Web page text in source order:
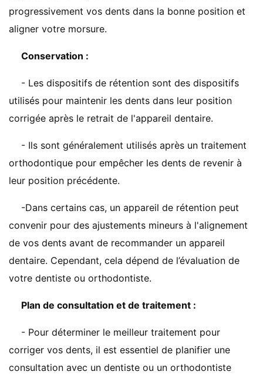
progressivement vos dents dans la bonne position et
aligner votre morsure.
Conservation :
- Les dispositifs de rétention sont des dispositifs
utilisés pour maintenir les dents dans leur position
corrigée après le retrait de l'appareil dentaire.
- Ils sont généralement utilisés après un traitement
orthodontique pour empêcher les dents de revenir à
leur position précédente.
-Dans certains cas, un appareil de rétention peut
convenir pour des ajustements mineurs à l'alignement
de vos dents avant de recommander un appareil
dentaire. Cependant, cela dépend de l’évaluation de
votre dentiste ou orthodontiste.
Plan de consultation et de traitement :
- Pour déterminer le meilleur traitement pour
corriger vos dents, il est essentiel de planifier une
consultation avec un dentiste ou un orthodontiste